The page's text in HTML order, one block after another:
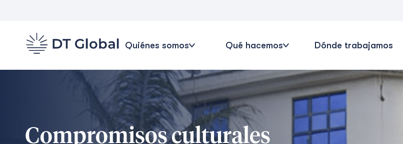
Quiénes somos Qué hacemos Dónde trabajamos
Compromisos culturales